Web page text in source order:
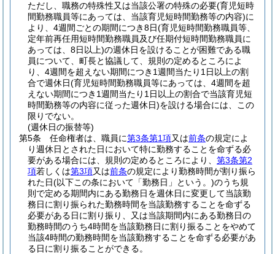
ただし、職務の特殊性又は当該公署の特殊の必要(育児短時
間勤務職員等にあっては、当該育児短時間勤務等の内容)に
より、4週間ごとの期間につき8日(育児短時間勤務職員等、
定年前再任用短時間勤務職員及び任期付短時間勤務職員に
あっては、8日以上)の週休日を設けることが困難である職
員について、町長と協議して、規則の定めるところによ
り、4週間を超えない期間につき1週間当たり1日以上の割
合で週休日(育児短時間勤務職員等にあっては、4週間を超
えない期間につき1週間当たり1日以上の割合で当該育児短
時間勤務等の内容に従った週休日)を設ける場合には、この
限りでない。
(週休日の振替等)
第5条
任命権者は、職員に第3条第1項又は前条の規定によ
り週休日とされた日において特に勤務することを命ずる必
要がある場合には、規則の定めるところにより、 第3条第2
項若しくは第3項又は前条の規定により勤務時間が割り振ら
れた日(以下この条において「勤務日」という。)のうち規
則で定める期間内にある勤務日を週休日に変更して当該勤
務日に割り振られた勤務時間を当該勤務することを命ずる
必要がある日に割り振り、又は当該期間内にある勤務日の
勤務時間のうち4時間を当該勤務日に割り振ることをやめて
当該4時間の勤務時間を当該勤務することを命ずる必要があ
る日に割り振ることができる。